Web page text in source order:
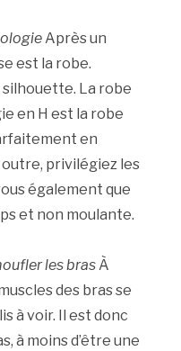
Après un
est la robe.
silhouette. La robe
en H est la robe
en
privilégiez les
également que
et non moulante.
les brasÀ
des bras se
à voir. Il est donc
à moins d’être une